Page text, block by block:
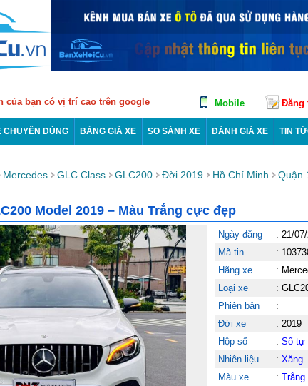
của bạn có vị trí cao trên google Mobile Đăng
CHUYÊN DÙNG BẢNG GIÁ XE SO SÁNH XE ĐÁNH GIÁ XE TIN
Mercedes GLC Class GLC200 Đời 2019 Hồ Chí Minh Quận
Model 2019 – Màu Trắng cực đẹp
Ngày đăng : 21/
Mã tin
:
Hãng xe
:
Loại xe
:
Phiên bản
:
Đời xe
: 2019
Hộp số
: Số tự
Nhiên liệu
: Xăng
Màu xe
: Trắng